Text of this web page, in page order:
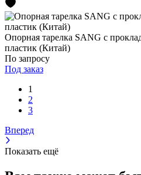
Опорная тарелка SANG с
пластик (Китай)
По запросу
Под заказ
1
2
3
Вперед
Показать ещё